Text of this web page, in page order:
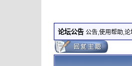
论坛公告 公告,使用帮助,